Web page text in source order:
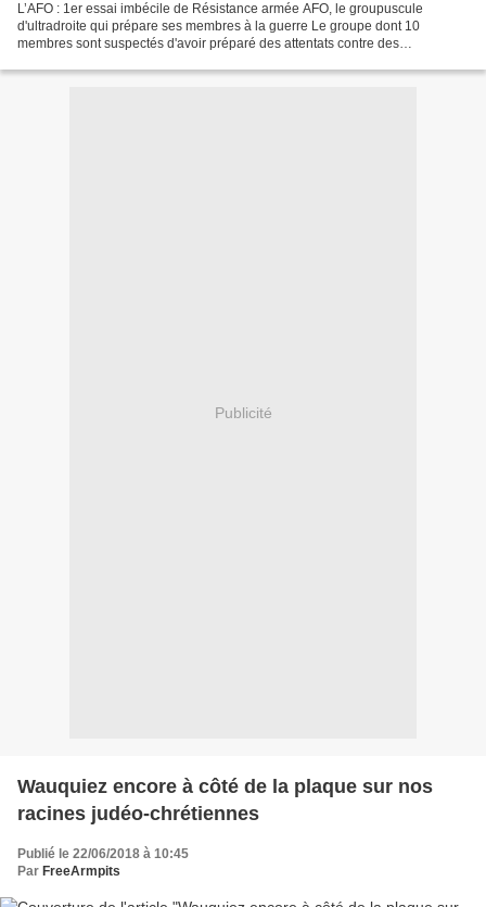
L’AFO : 1er essai imbécile de Résistance armée AFO, le groupuscule
d'ultradroite qui prépare ses membres à la guerre Le groupe dont 10
membres sont suspectés d'avoir préparé des attentats contre des
Publicité
Wauquiez encore à côté de la plaque sur nos
racines judéo-chrétiennes
Publié le 22/06/2018 à 10:45
Par FreeArmpits